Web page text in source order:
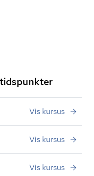
Vis kursus
Vis kursus
Vis kursus